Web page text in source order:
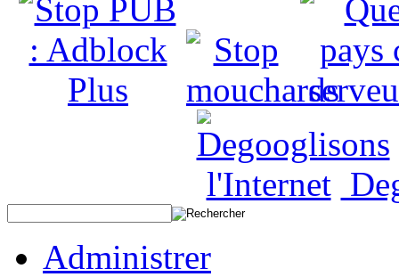
Administrer